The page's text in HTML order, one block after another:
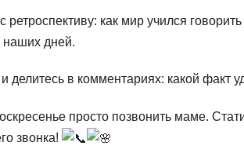
как мир учился
наших дней.
и делитесь в комментариях: какой факт
просто позвонить маме.
звонка!